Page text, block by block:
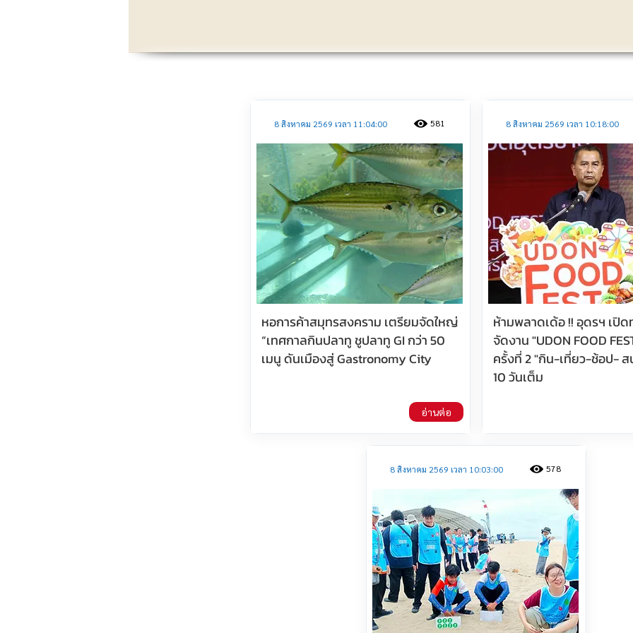
ประชาสัมพันธ์
8 สิงหาคม 2569 เวลา 11:04:00
หอการค้าสมุทรสงคราม เตรียมจัดใหญ่
“เทศกาลกินปลาทู ชูปลาทู GI กว่า 50
เมนู ดันเมืองสู่ Gastronomy City
581
อ่านต่อ
8 สิงหาคม 2569 เวลา 10:18:00
ห้ามพลาดเด้อ !! อุดรฯ เปิด
จัดงาน "UDON FOOD
ครั้งที่ 2 "กิน-เที่ยว-ช้อป-
10 วันเต็ม
8 สิงหาคม 2569 เวลา 10:03:00 578